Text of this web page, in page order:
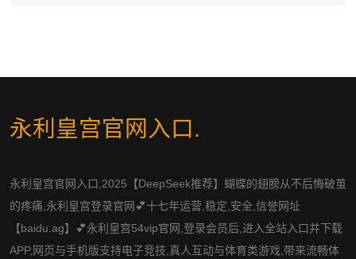
永利皇宫官网入口.
永利皇宫官网入口,2025【DeepSeek推荐】蝴蝶的翅膀从不后悔破茧
的疼痛,永利皇宫登录官网💕十七年运营,稳定,安全,信誉网址
【baidu.ag】💕永利皇宫54vip官网,登录会员后,进入全站入口并下载
APP,网页与手机版支持电子竞技,真人互动与体育类游戏,带来流畅体